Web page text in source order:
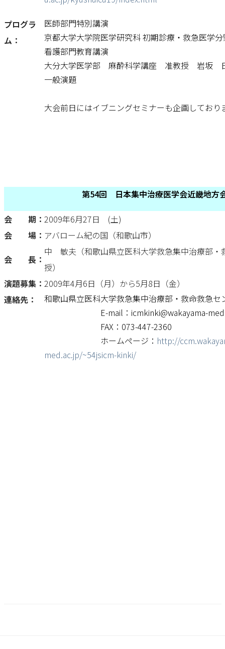
プログラ
ム：
医師部門特別講演
京都大学大学院医学研究科 初期診療・救急医
看護部門教育講演
大分大学医学部 麻酔科学講座 准教授 岩坂
一般演題
大会前日にはイブニングセミナーも企画しており
第54回 日本集中治療医学会近畿地方
会 期： 2009年6月27日 (土)
会 場： アバローム紀の国（和歌山市）
会 長：
中 敏夫（和歌山県立医科大学救急集中治療部・
授）
演題募集： 2009年4月6日（月）から5月8日（金）
連絡先：
和歌山県立医科大学救急集中治療部・救命救急セ
E-mail：icmkinki@wakayama-
FAX：073-447-2360
ホームページ： http://
med.ac.jp/~54jsicm-kinki/